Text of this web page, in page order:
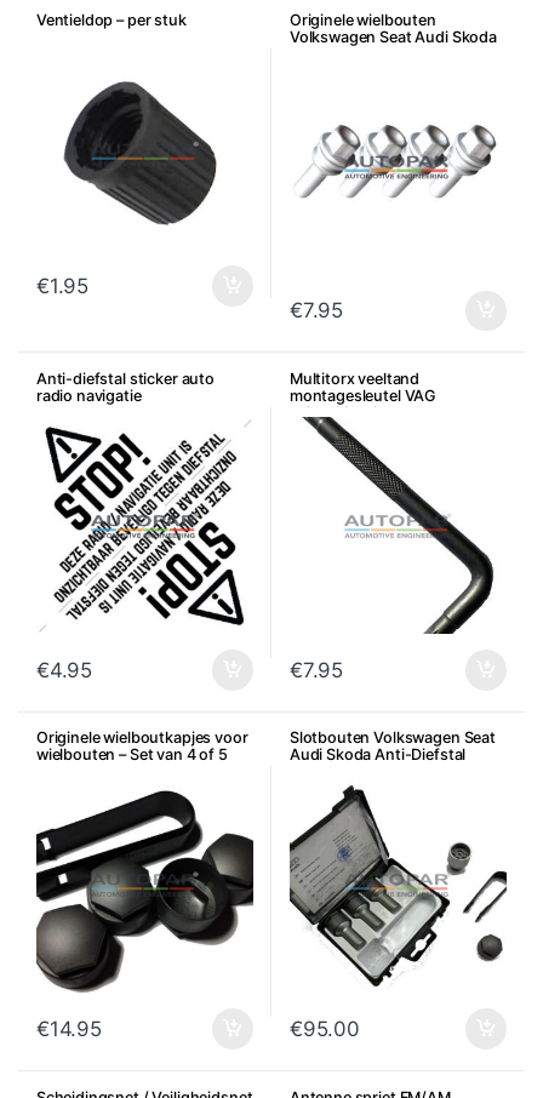
Ventieldop – per stuk
€1.95
Originele wielbouten
Volkswagen Seat Audi Skoda
€7.95
Anti-diefstal sticker auto
radio navigatie
€4.95
Multitorx veeltand
montagesleutel VAG
achterklepslot
€7.95
Originele wielboutkapjes voor
wielbouten – Set van 4 of 5
€14.95
Slotbouten Volkswagen Seat
Audi Skoda Anti-Diefstal
€95.00